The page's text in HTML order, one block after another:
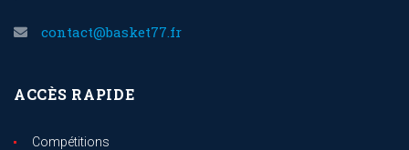
contact@basket77.fr
ACCÈS RAPIDE
Compétitions